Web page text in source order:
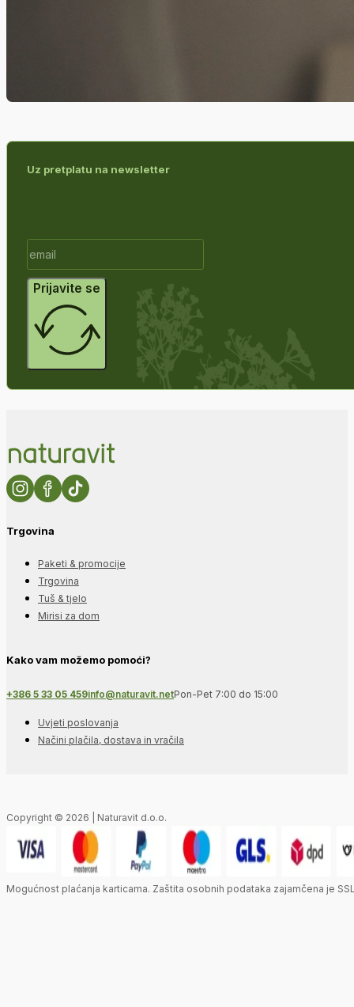
Uz pretplatu na newsletter
Prijavite se
Trgovina
Paketi & promocije
Trgovina
Tuš & tjelo
Mirisi za dom
Kako vam možemo pomoći?
+386 5 33 05 459info@naturavit.netPon-Pet 7:00 do 15:00
Uvjeti poslovanja
Načini plačila, dostava in vračila
Copyright © 2026 | Naturavit d.o.o.
Mogućnost plaćanja karticama. Zaštita osobnih podataka zajamčena je